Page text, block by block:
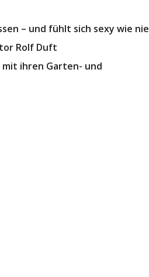
– und fühlt sich sexy wie nie
Rolf Duft
ihren Garten- und